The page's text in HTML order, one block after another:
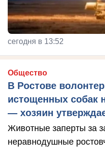
сегодня в 13:52
Общество
В Ростове
истощенных собак
— хозяин
Животные заперты за
неравнодушные